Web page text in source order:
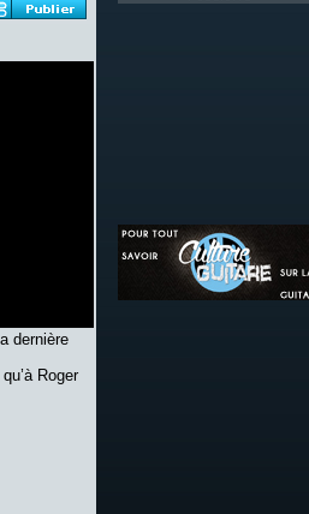
dernière
Roger